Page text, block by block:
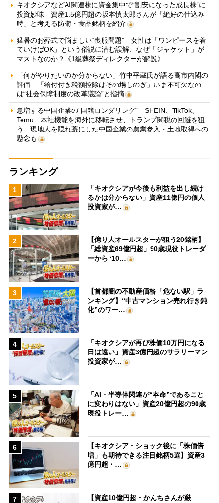
キオクシアなどAI関連株に資金集中で“割安になった成長株”に
投資妙味 資産1.5億円超の坂本慎太郎さんが「絶好の仕込み
時」と考える防衛・食品銘柄を紹介
猛暑のお葬式で悩ましい“喪服問題” 女性は「ワンピースを着
ていけばOK」という俗説に潜む誤解、なぜ「ジャケット」が
マストなのか？《1級葬祭ディレクターが解説》
「何がやりたいのか分からない」竹中平蔵氏が語る高市内閣の
評価 「給付付き税額控除はその場しのぎ」いま不可欠なの
は“社会保障制度の改革議論”と指摘
急増する中国企業の“国籍ロンダリング” SHEIN、TikTok、
Temu…本社機能を海外に移転させ、トランプ関税の回避を狙
う 現地人を隠れ蓑にした中国企業の農業参入・土地取得への
懸念も
ランキング
1
「キオクシアが今後も利益を出し続け
るかは分からない」資産11億円の個人
投資家が…
2
【億り人オールスターが狙う20銘柄】
「総資産69億円超」90歳現役トレーダ
ーから“10…
3
【首都圏の不動産価格「危ない駅」ラ
ンキング】“中古マンション売れ行き鈍
化”のワー…
4
「キオクシアが再び株価10万円になる
日は遠い」資産3億円超のサラリーマン
投資家が…
5
「AI・半導体関連が“本命”であること
に変わりはない」資産20億円超の90歳
現役トレー…
6
【キオクシア・ショック後に「株価倍
増」も期待できる注目銘柄5選】資産3
億円超・…
7 【資産10億円超・かんちさんが厳